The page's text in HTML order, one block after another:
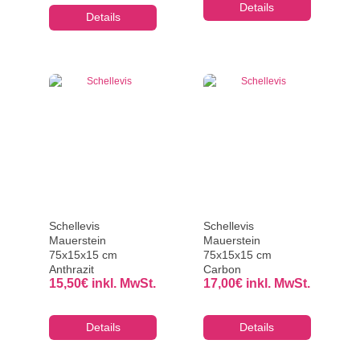
Details
Details
Schellevis
Mauerstein
75x15x15 cm
Anthrazit
15,50€ inkl. MwSt.
Details
Schellevis
Mauerstein
75x15x15 cm
Carbon
17,00€ inkl. MwSt.
Details